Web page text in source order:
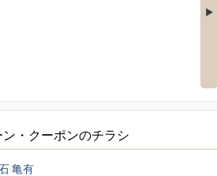
・クーポンのチラシ
亀有